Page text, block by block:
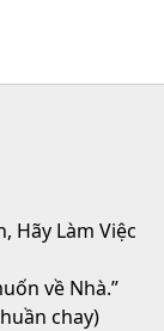
Way
World Begins
1410Lượt Xem
Hãy Làm Việc
về Nhà.”
chay)